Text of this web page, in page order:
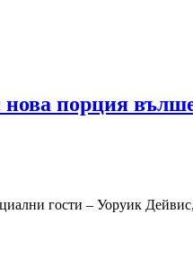
порция
гости – Уоруик